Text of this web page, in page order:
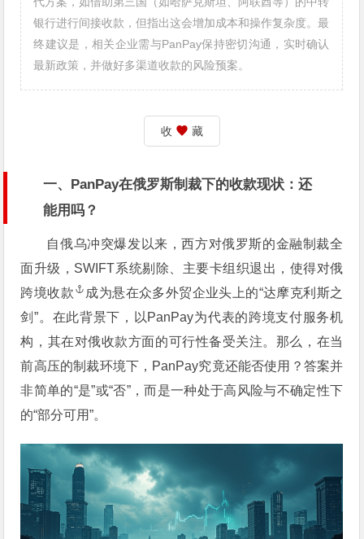
银行进行间接收款，但指出这会增加成本和操作复杂度。最
终建议是，相关企业需与PanPay保持密切沟通，实时确认
最新政策，并做好多渠道收款的风险预案。
收 藏
一、PanPay在俄罗斯制裁下的收款现状：还
能用吗？
自俄乌冲突爆发以来，西方对俄罗斯的金融制裁全
面升级，SWIFT系统剔除、主要卡组织退出，使得对俄
跨境收款
成为悬在众多外贸企业头上的“达摩克利斯之
剑”。在此背景下，以PanPay为代表的跨境支付服务机
构，其在对俄收款方面的可行性备受关注。那么，在当
前高压的制裁环境下，PanPay究竟还能否使用？答案并
非简单的“是”或“否”，而是一种处于高风险与不确定性下
的“部分可用”。